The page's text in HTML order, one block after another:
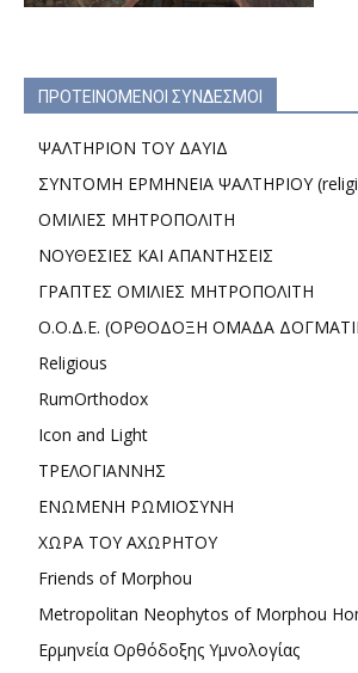
ΠΡΟΤΕΙΝΟΜΕΝΟΙ ΣΥΝΔΕΣΜΟΙ
ΨΑΛΤΗΡΙΟΝ ΤΟΥ ΔΑΥΙΔ
ΣΥΝΤΟΜΗ ΕΡΜΗΝΕΙΑ ΨΑΛΤΗΡΙΟΥ
ΟΜΙΛΙΕΣ ΜΗΤΡΟΠΟΛΙΤΗ
ΝΟΥΘΕΣΙΕΣ ΚΑΙ ΑΠΑΝΤΗΣΕΙΣ
ΓΡΑΠΤΕΣ ΟΜΙΛΙΕΣ ΜΗΤΡΟΠΟΛΙΤΗ
Ο.Ο.Δ.Ε. (ΟΡΘΟΔΟΞΗ ΟΜΑΔΑ
Religious
RumOrthodox
Icon and Light
ΤΡΕΛΟΓΙΑΝΝΗΣ
ΕΝΩΜΕΝΗ ΡΩΜΙΟΣΥΝΗ
ΧΩΡΑ ΤΟΥ ΑΧΩΡΗΤΟΥ
Friends of Morphou
Metropolitan Neophytos of Morphou
Ερμηνεία Ορθόδοξης Υμνολογίας